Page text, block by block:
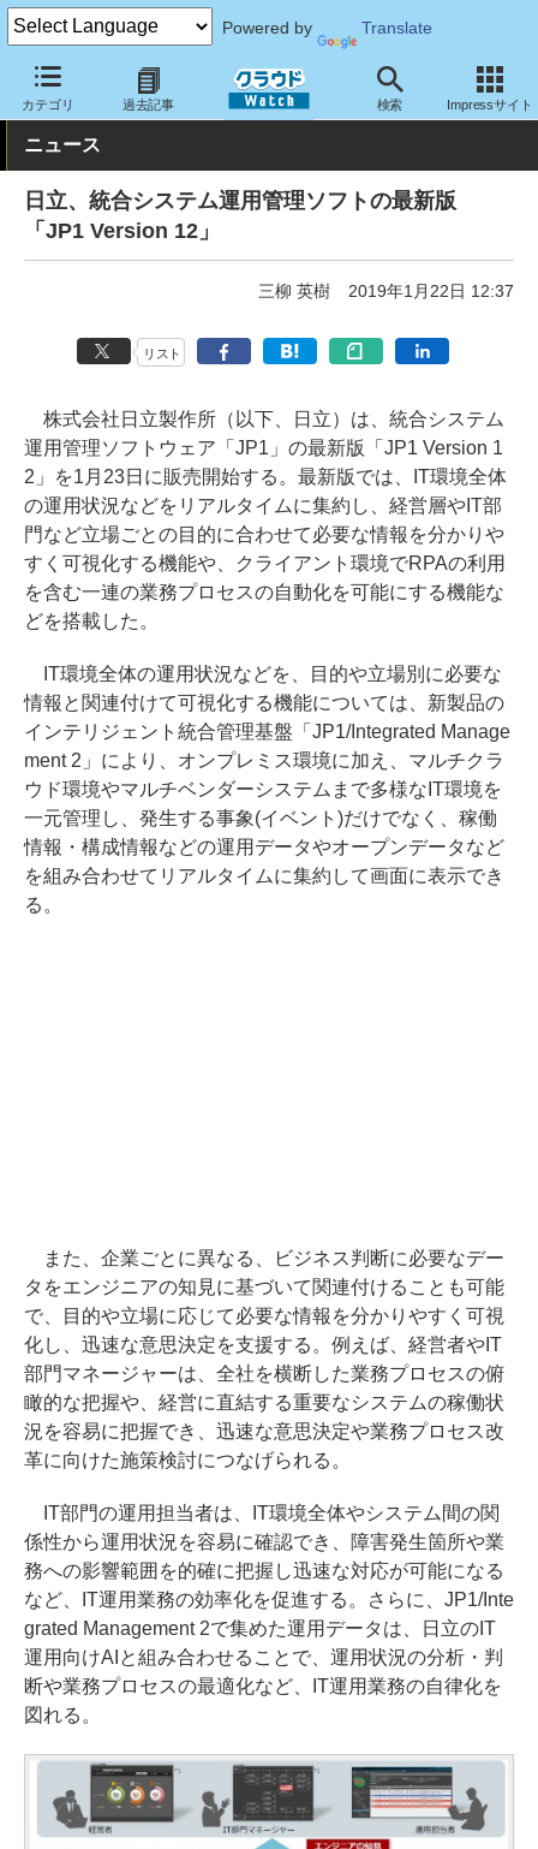
Powered by Translate
カテゴリ 過去記事 検索 Impressサイト
クラウド Watch サービス・ソフト ソフトウェア 運用・監視
ニュース
日立、統合システム運用管理ソフトの最新版
「JP1 Version 12」
三柳 英樹 2019年1月22日 12:37
リスト
株式会社日立製作所（以下、日立）は、統合システム
運用管理ソフトウェア「JP1」の最新版「JP1 Version 1
2」を1月23日に販売開始する。最新版では、IT環境全体
の運用状況などをリアルタイムに集約し、経営層やIT部
門など立場ごとの目的に合わせて必要な情報を分かりや
すく可視化する機能や、クライアント環境でRPAの利用
を含む一連の業務プロセスの自動化を可能にする機能な
どを搭載した。
IT環境全体の運用状況などを、目的や立場別に必要な
情報と関連付けて可視化する機能については、新製品の
インテリジェント統合管理基盤「JP1/Integrated Manage
ment 2」により、オンプレミス環境に加え、マルチクラ
ウド環境やマルチベンダーシステムまで多様なIT環境を
一元管理し、発生する事象(イベント)だけでなく、稼働
情報・構成情報などの運用データやオープンデータなど
を組み合わせてリアルタイムに集約して画面に表示でき
る。
また、企業ごとに異なる、ビジネス判断に必要なデー
タをエンジニアの知見に基づいて関連付けることも可能
で、目的や立場に応じて必要な情報を分かりやすく可視
化し、迅速な意思決定を支援する。例えば、経営者やIT
部門マネージャーは、全社を横断した業務プロセスの俯
瞰的な把握や、経営に直結する重要なシステムの稼働状
況を容易に把握でき、迅速な意思決定や業務プロセス改
革に向けた施策検討につなげられる。
IT部門の運用担当者は、IT環境全体やシステム間の関
係性から運用状況を容易に確認でき、障害発生箇所や業
務への影響範囲を的確に把握し迅速な対応が可能になる
など、IT運用業務の効率化を促進する。さらに、JP1/Inte
grated Management 2で集めた運用データは、日立のIT
運用向けAIと組み合わせることで、運用状況の分析・判
断や業務プロセスの最適化など、IT運用業務の自律化を
図れる。